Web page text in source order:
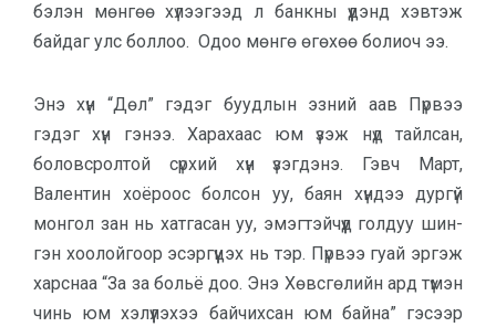
бэлэн мөн­гөө хүлээгээд л банкны үүдэнд хэв­тэж
байдаг улс боллоо. Одоо мөнгө өгөхөө болиоч ээ.
Энэ хүн “Дөл” гэдэг буудлын эз­ний аав Пүрвээ
гэдэг хүн гэнээ. Хара­хаас юм үзэж нүд тайлсан,
боловс­ролтой сүрхий хүн үзэгдэнэ. Гэвч Март,
Валентин хоёроос болсон уу, баян хүндээ дургүй
монгол зан нь хат­гасан уу, эмэгтэйчүүд голдуу шин­
гэн хоолойгоор эсэргүүцэх нь тэр. Пүр­вээ гуай эргэж
харснаа “За за больё доо. Энэ Хөвсгөлийн ард түмэн
чинь юм хэлүүлэхээ байчихсан юм байна” гэсээр